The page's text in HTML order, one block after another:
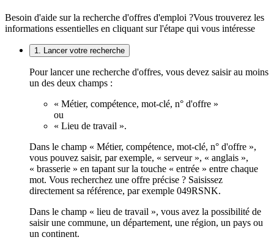
Besoin d'aide sur la recherche d'offres d'emploi ?Vous trouverez les
informations essentielles en cliquant sur l'étape qui vous intéresse
1. Lancer votre recherche
Pour lancer une recherche d'offres, vous devez saisir au moins
un des deux champs :
« Métier, compétence, mot-clé, n° d'offre »
ou
« Lieu de travail ».
Dans le champ « Métier, compétence, mot-clé, n° d'offre »,
vous pouvez saisir, par exemple, « serveur », « anglais »,
« brasserie » en tapant sur la touche « entrée » entre chaque
mot. Vous recherchez une offre précise ? Saisissez
directement sa référence, par exemple 049RSNK.
Dans le champ « lieu de travail », vous avez la possibilité de
saisir une commune, un département, une région, un pays ou
un continent.